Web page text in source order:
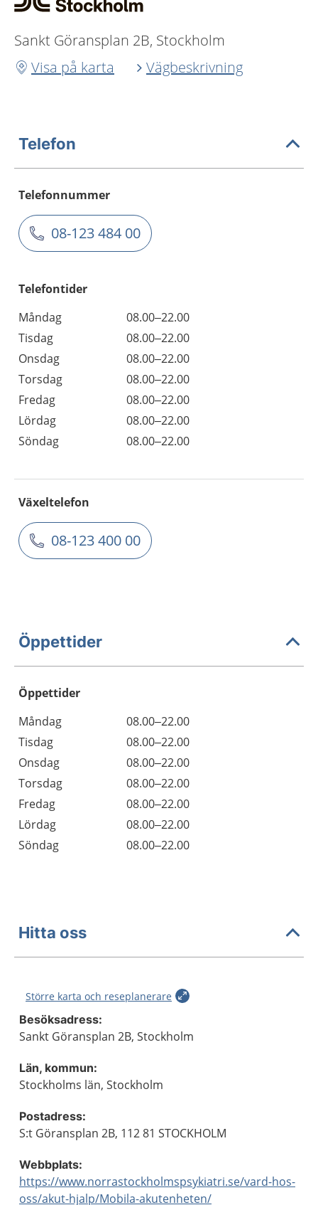
Sankt Göransplan 2B, Stockholm
Visa på karta
Vägbeskrivning
Telefon
Telefonnummer
08-123 484 00
Telefontider
Måndag
08.00–22.00
Tisdag
08.00–22.00
Onsdag
08.00–22.00
Torsdag
08.00–22.00
Fredag
08.00–22.00
Lördag
08.00–22.00
Söndag
08.00–22.00
Växeltelefon
08-123 400 00
Öppettider
Öppettider
Dag
Öppettider
Kommentarer
Måndag
08.00–22.00
Tisdag
08.00–22.00
Onsdag
08.00–22.00
Torsdag
08.00–22.00
Fredag
08.00–22.00
Lördag
08.00–22.00
Söndag
08.00–22.00
Hitta oss
Större karta och reseplanerare
Besöksadress:
Sankt Göransplan 2B, Stockholm
Län, kommun:
Stockholms län, Stockholm
Postadress:
S:t Göransplan 2B, 112 81 STOCKHOLM
Webbplats:
https://www.norrastockholmspsykiatri.se/vard-hos-
oss/akut-hjalp/Mobila-akutenheten/